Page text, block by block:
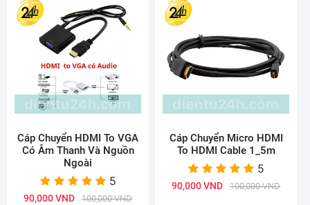
Cáp Chuyển HDMI To VGA
Có Âm Thanh Và Nguồn
Ngoài
5
90,000 VND 100,000 VND
Cáp Chuyển Micro HDMI
To HDMI Cable 1_5m
5
90,000 VND 100,000 VND